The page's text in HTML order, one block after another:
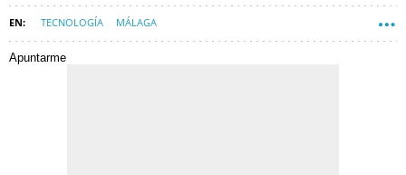
TECNOLOGÍA MÁLAGA
Apuntarme